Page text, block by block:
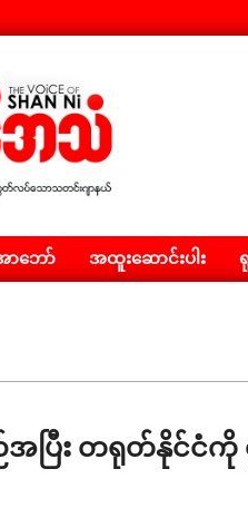
ဘော် အထူးဆောင်းပါး
အပြီး တရုတ်နိုင်ငံကို